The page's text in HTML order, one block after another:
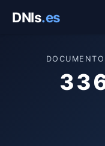
DNIs.es